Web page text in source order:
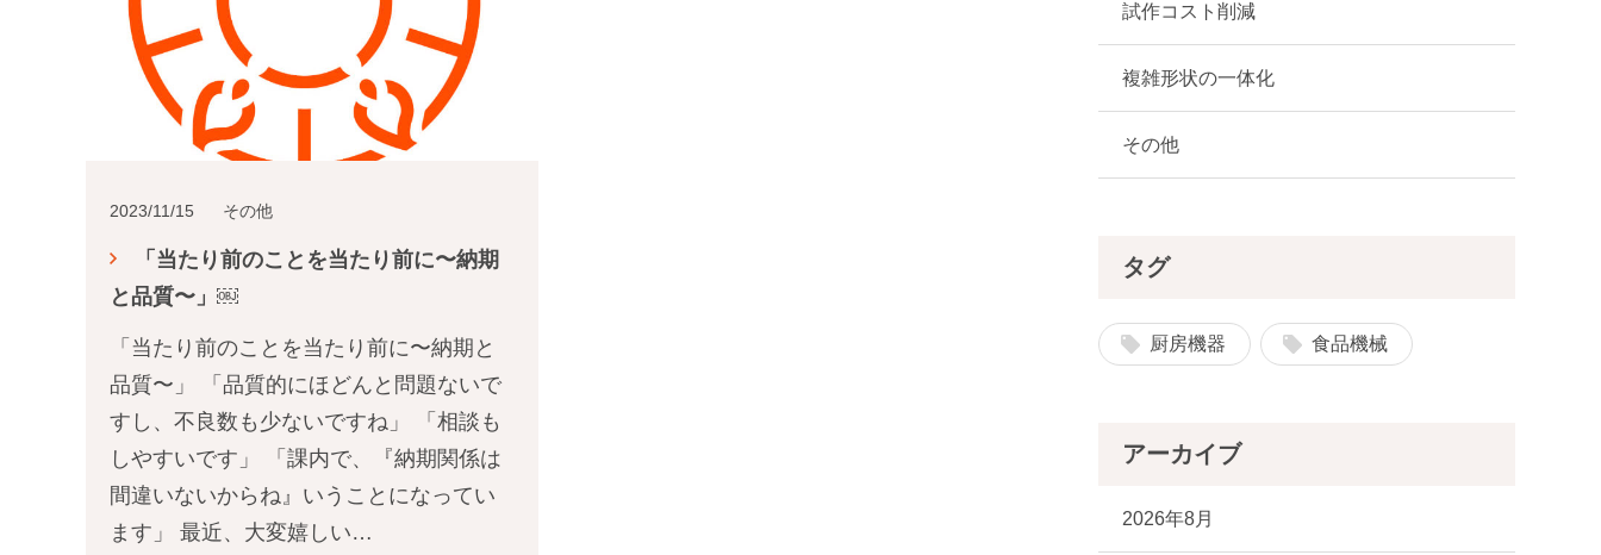
2023/11/15 その他
「当たり前のことを当たり前に〜納期
と品質〜」￼
「当たり前のことを当たり前に〜納期と
品質〜」 「品質的にほどんと問題ないで
すし、不良数も少ないですね」 「相談も
しやすいです」 「課内で、『納期関係は
間違いないからね』いうことになってい
ます」 最近、大変嬉しい…
試作コスト削減
複雑形状の一体化
その他
タグ
厨房機器 食品機械
アーカイブ
2026年8月